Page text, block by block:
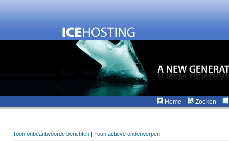
Home Zoeken
Toon onbeantwoorde berichten | Toon actieve onderwerpen